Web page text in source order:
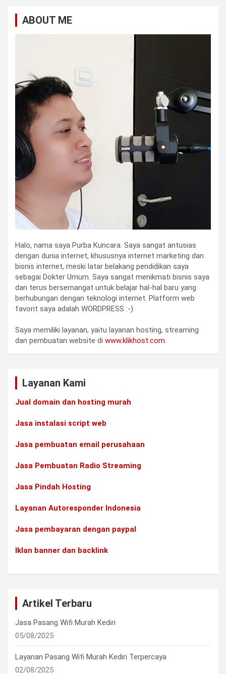
ABOUT ME
Halo, nama saya Purba Kuncara. Saya sangat antusias
dengan dunia internet, khususnya internet marketing dan
bisnis internet, meski latar belakang pendidikan saya
sebagai Dokter Umum. Saya sangat menikmati bisnis saya
dan terus bersemangat untuk belajar hal-hal baru yang
berhubungan dengan teknologi internet. Platform web
favorit saya adalah WORDPRESS :-)
Saya memiliki layanan, yaitu layanan hosting, streaming
dan pembuatan website di www.klikhost.com.
Layanan Kami
Jual domain dan hosting murah
Jasa instalasi script web
Jasa pembuatan email perusahaan
Jasa Pembuatan Radio Streaming
Jasa Pindah Hosting
Layanan Autoresponder Indonesia
Jasa pembayaran dengan paypal
Iklan banner dan backlink
Artikel Terbaru
Jasa Pasang Wifi Murah Kediri
05/08/2025
Layanan Pasang Wifi Murah Kediri Terpercaya
02/08/2025